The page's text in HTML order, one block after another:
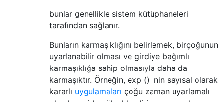
bunlar genellikle sistem kütüphaneleri
tarafından sağlanır.
Bunların karmaşıklığını belirlemek, birçoğunun
uyarlanabilir olması ve girdiye bağımlı
karmaşıklığa sahip olmasıyla daha da
karmaşıktır. Örneğin, exp () 'nin sayısal olarak
kararlı uygulamaları çoğu zaman uyarlamalı